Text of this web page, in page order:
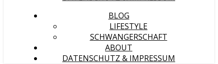
BLOG
LIFESTYLE
SCHWANGERSCHAFT
ABOUT
DATENSCHUTZ & IMPRESSUM